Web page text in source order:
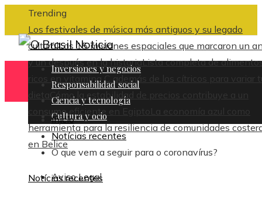
Trending
Los festivales de música más antiguos y su legado
culturalLas 15 misiones espaciales que marcaron un
y un después en la historiaLista completa de
ricos en vitamina C además de los cítricos para variar
dieta
Cómo la estabilidad de precios contribuye a un
consumo eficiente en Egipto La economía azul como
herramienta para la resiliencia de comunidades
en Belice
Aviso Legal
Inversiones y negocios
Responsabilidad social
Ciencia y tecnología
Cultura y ocio
Inicio
Notícias recentes
O que vem a seguir para o coronavírus?
Notícias recentes